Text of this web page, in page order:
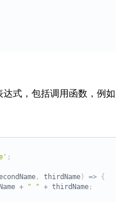
式，包括调用函数，例如